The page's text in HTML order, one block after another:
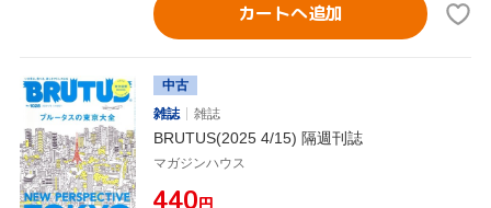
カートへ追加
中古
雑誌
雑誌
BRUTUS(2025 4/15) 隔週刊誌
マガジンハウス
¥440円